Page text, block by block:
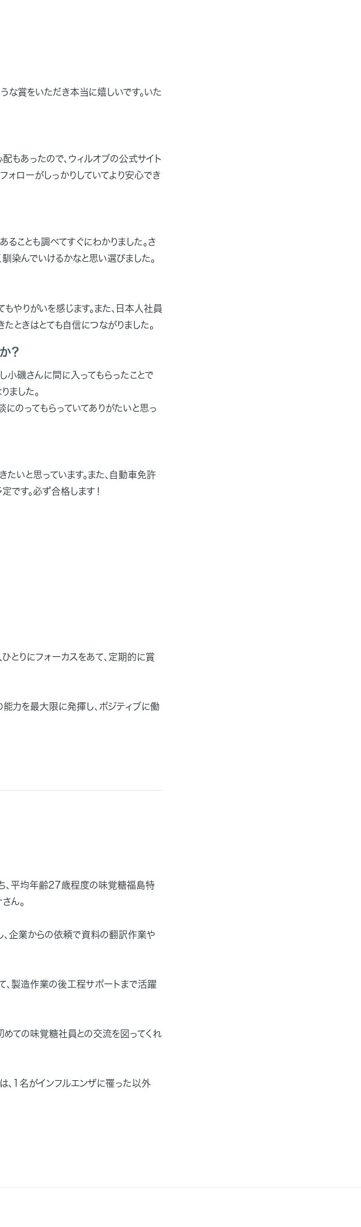
な賞をいただき本当に嬉しいです。いた
あったので、ウィルオブの公式サイト
ォローがしっかりしていてより安心でき
ことも調べてすぐにわかりました。さ
染んでいけるかなと思い選びました。
やりがいを感じます。また、日本人社員
ときはとても自信につながりました。
？
小磯さんに間に入ってもらったことで
ました。
のってもらっていてありがたいと思っ
いと思っています。また、自動車免許
です。必ず合格します！
ひとりにフォーカスをあて、定期的に賞
能力を最大限に発揮し、ポジティブに働
、平均年齢27歳程度の味覚糖福島特
ん。
企業からの依頼で資料の翻訳作業や
、製造作業の後工程サポートまで活躍
めての味覚糖社員との交流を図ってくれ
、1名がインフルエンザに罹った以外